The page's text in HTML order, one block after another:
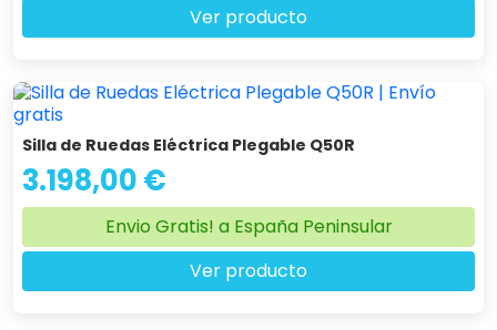
Ver producto
Silla de Ruedas Eléctrica Plegable Q50R
3.198,00 €
Envio Gratis! a España Peninsular
Ver producto